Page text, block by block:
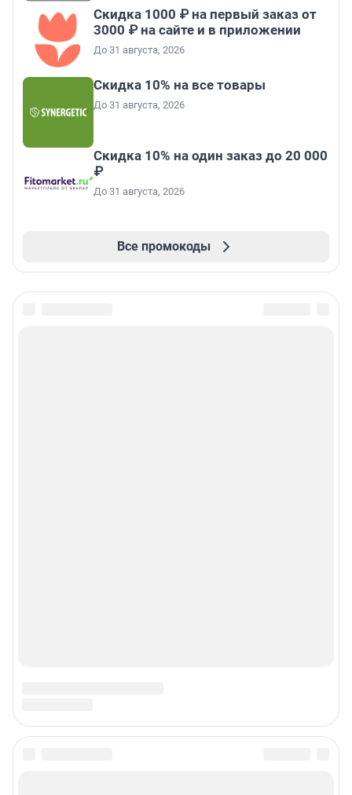
Скидка 1000 ₽ на первый заказ от
3000 ₽ на сайте и в приложении
До 31 августа, 2026
Скидка 10% на все товары
До 31 августа, 2026
Скидка 10% на один заказ до 20 000
₽
До 31 августа, 2026
Все промокоды